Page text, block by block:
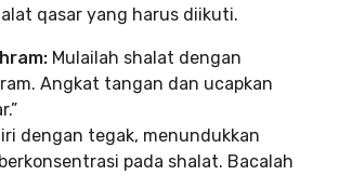
qasar yang harus diikuti.
Mulailah shalat dengan
Angkat tangan dan ucapkan
dengan tegak, menundukkan
pada shalat. Bacalah